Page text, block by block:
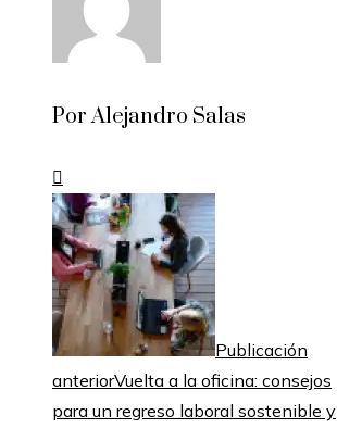
Por Alejandro Salas
Publicación
anteriorVuelta a la oficina: consejos
para un regreso laboral sostenible y